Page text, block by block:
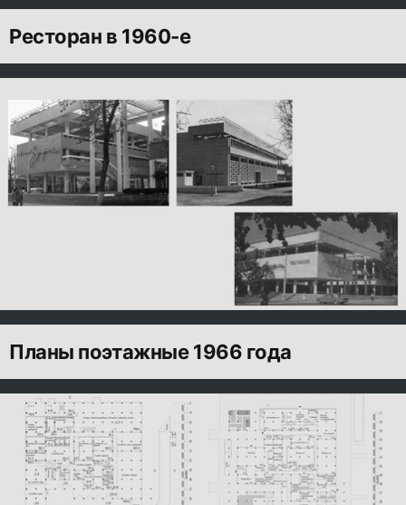
Ресторан в 1960-е
Планы поэтажные 1966 года